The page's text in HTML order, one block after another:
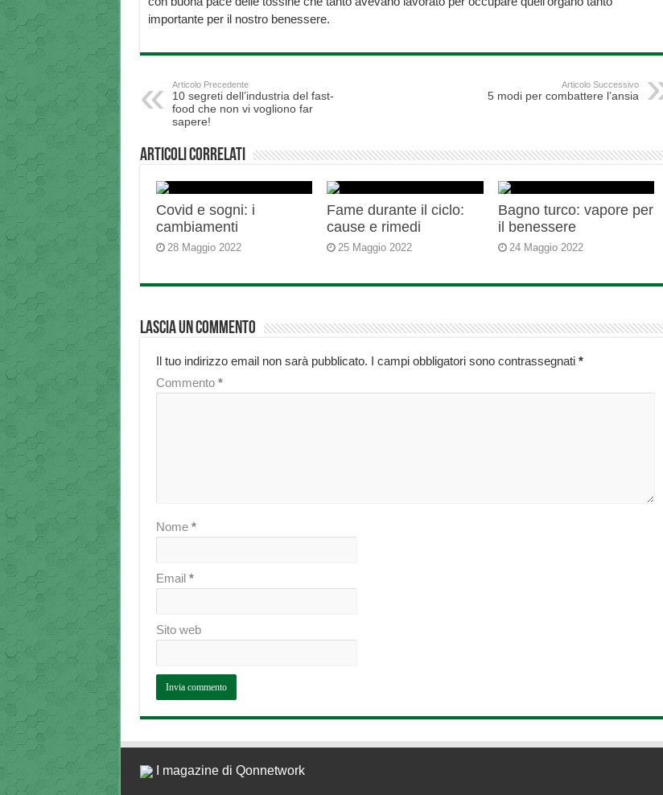
importante per il nostro benessere.
Articolo Precedente
10 segreti dell’industria del fast-
food che non vi vogliono far
sapere!
Articolo Successivo
5 modi per combattere l’ansia
Articoli correlati
Covid e sogni: i
cambiamenti
28 Maggio 2022
Fame durante il ciclo:
cause e rimedi
25 Maggio 2022
Bagno turco: vapore per
il benessere
24 Maggio 2022
Lascia un commento
Il tuo indirizzo email non sarà pubblicato. I campi obbligatori sono contrassegnati *
Commento *
Nome *
Email *
Sito web
I magazine di Qonnetwork